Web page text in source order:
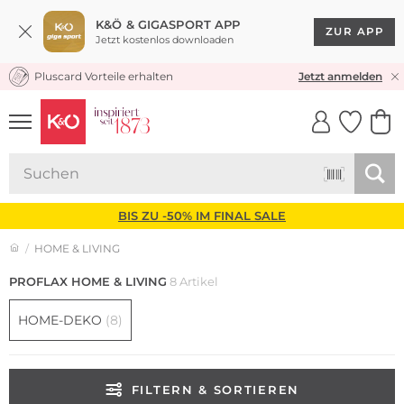
K&Ö & GIGASPORT APP
Jetzt kostenlos downloaden
ZUR APP
KOSTENLOSER VERSAND* & RÜCKVERSAND
Pluscard Vorteile erhalten Jetzt anmelden
UNSERE APP
CLICK &
BIS ZU -50% IM FINAL SALE
HOME & LIVING
PROFLAX HOME & LIVING 8 Artikel
HOME-DEKO (8)
FILTERN & SORTIEREN